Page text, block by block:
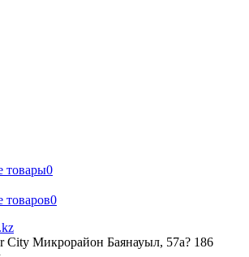
товары0
товаров0
​Микрорайон Баянауыл, 57а? ​186